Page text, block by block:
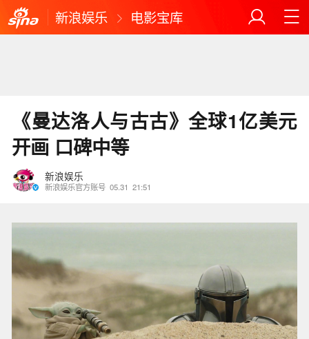
新浪娱乐 电影宝库
《曼达洛人与古古》全球1亿美元
开画 口碑中等
新浪娱乐
新浪娱乐官方账号 05.31 21:51